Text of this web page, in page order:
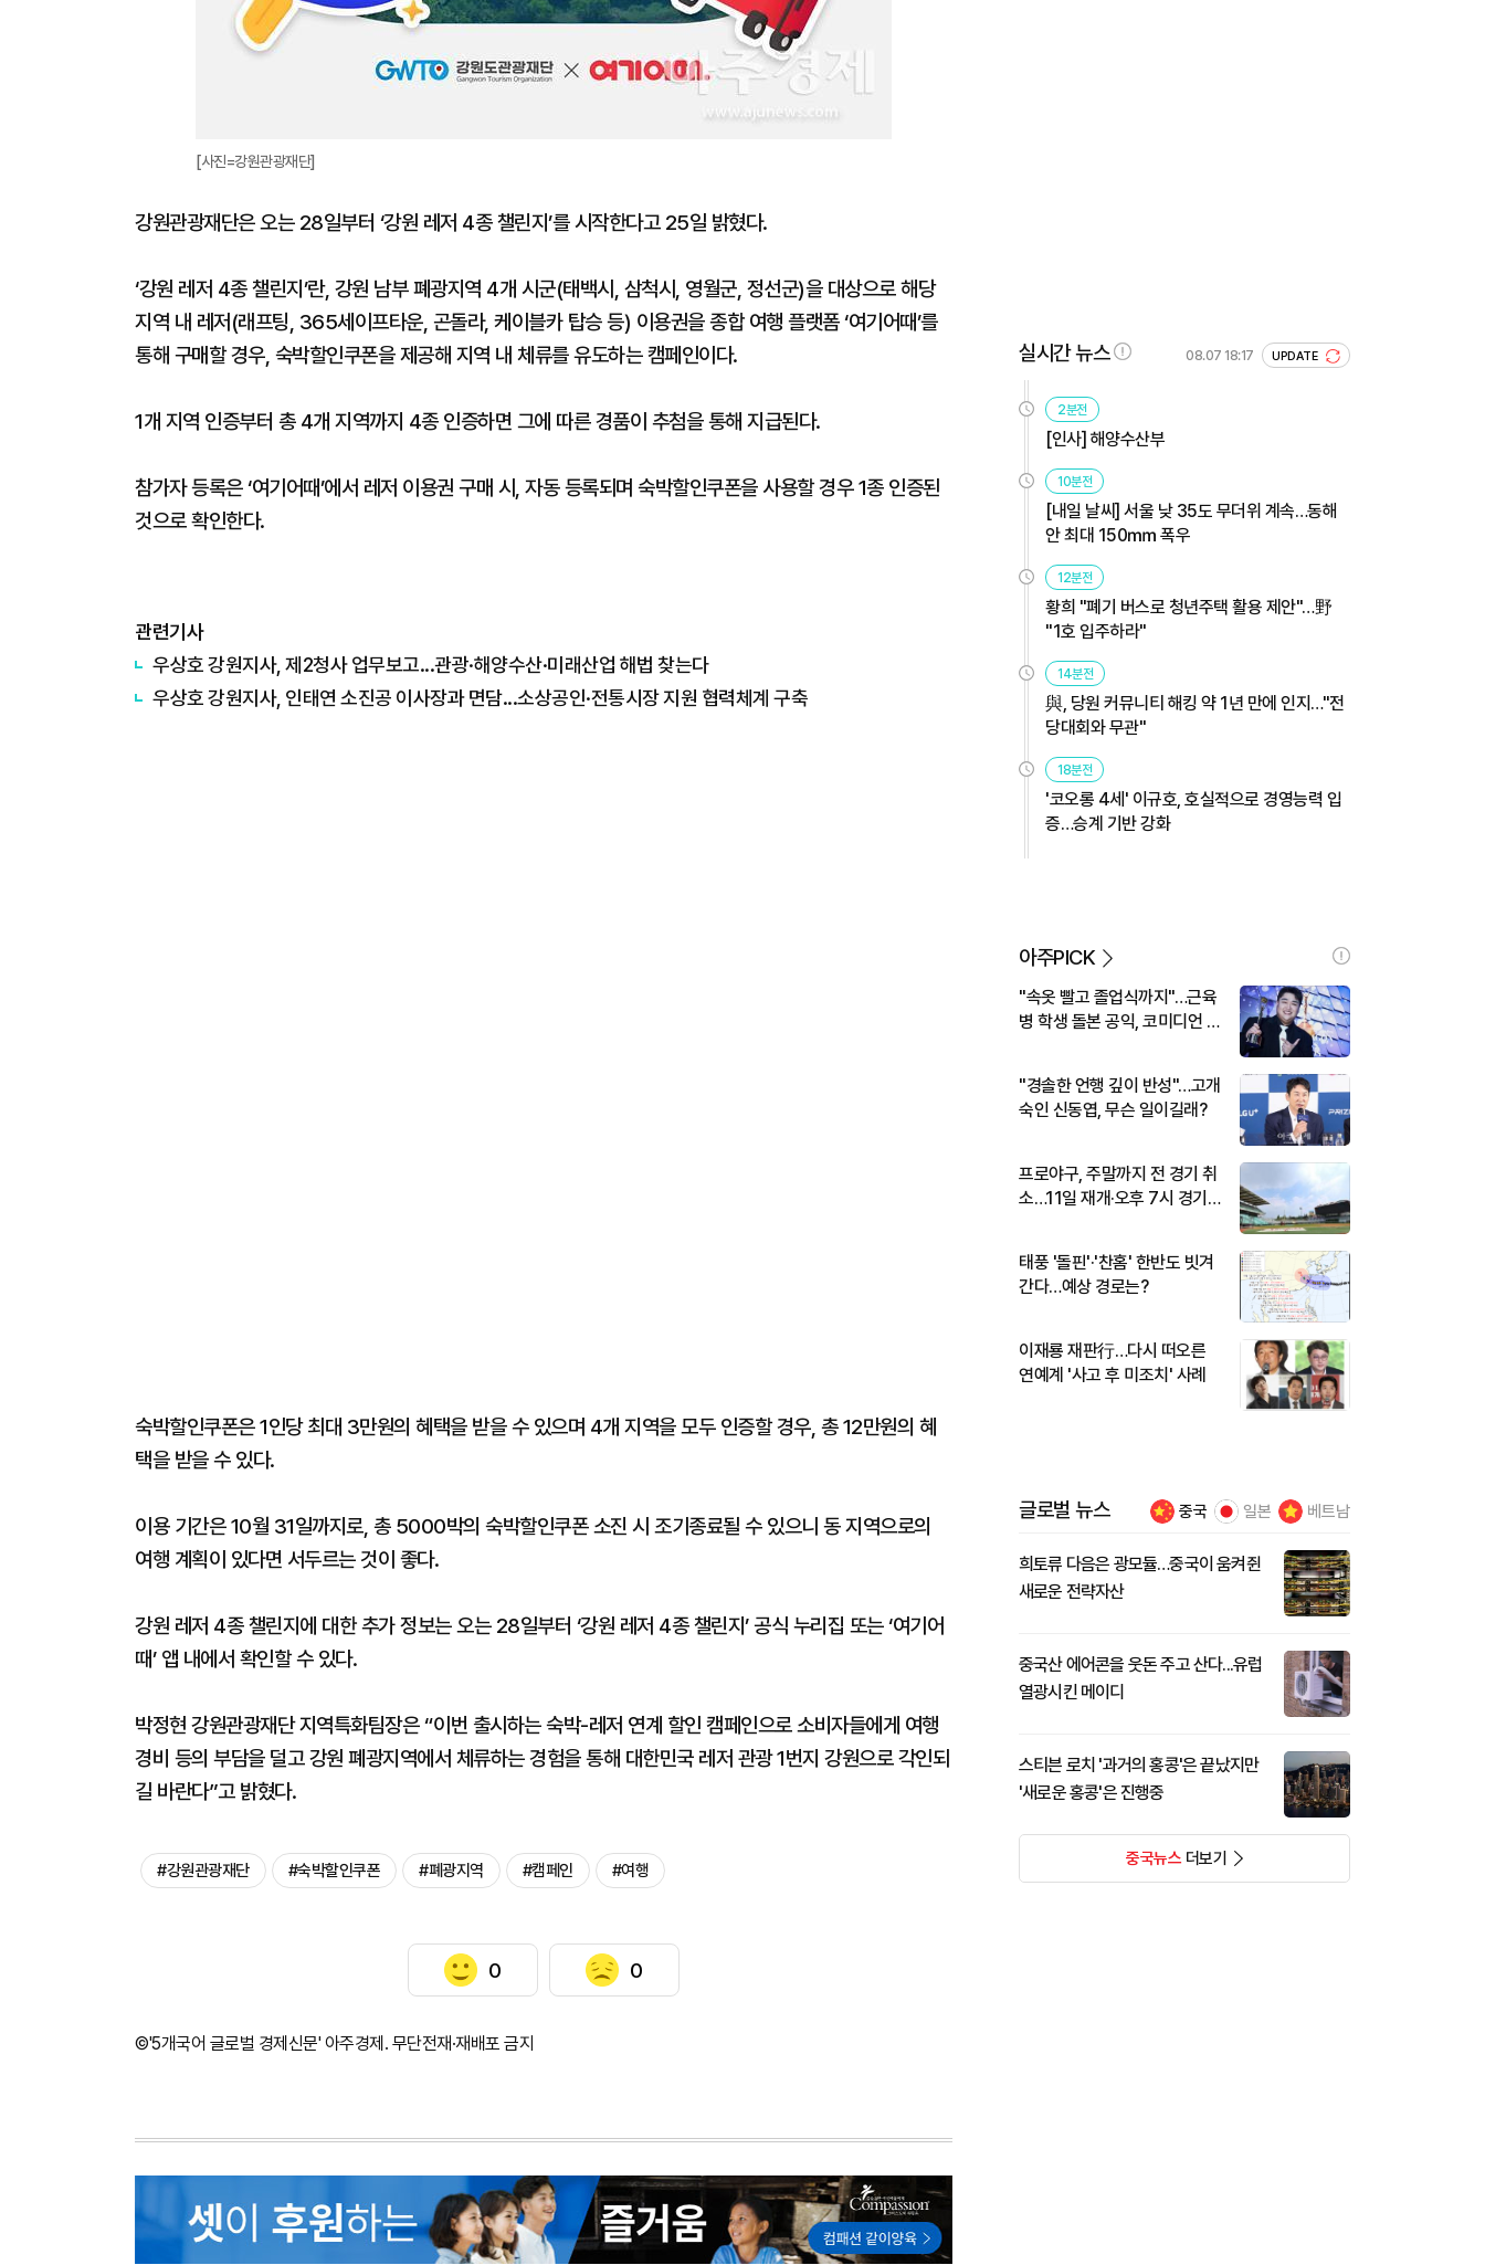
[사진=강원관광재단]
강원관광재단은 오는 28일부터 ‘강원 레저 4종 챌린지’를 시작한다고 25일 밝혔다.
‘강원 레저 4종 챌린지’란, 강원 남부 폐광지역 4개 시군(태백시, 삼척시, 영월군, 정선군)을 대상으로 해당
지역 내 레저(래프팅, 365세이프타운, 곤돌라, 케이블카 탑승 등) 이용권을 종합 여행 플랫폼 ‘여기어때’를
통해 구매할 경우, 숙박할인쿠폰을 제공해 지역 내 체류를 유도하는 캠페인이다.
1개 지역 인증부터 총 4개 지역까지 4종 인증하면 그에 따른 경품이 추첨을 통해 지급된다.
참가자 등록은 ‘여기어때’에서 레저 이용권 구매 시, 자동 등록되며 숙박할인쿠폰을 사용할 경우 1종 인증된
것으로 확인한다.
관련기사
우상호 강원지사, 제2청사 업무보고...관광·해양수산·미래산업 해법 찾는다
우상호 강원지사, 인태연 소진공 이사장과 면담...소상공인·전통시장 지원 협력체계 구축
숙박할인쿠폰은 1인당 최대 3만원의 혜택을 받을 수 있으며 4개 지역을 모두 인증할 경우, 총 12만원의 혜
택을 받을 수 있다.
이용 기간은 10월 31일까지로, 총 5000박의 숙박할인쿠폰 소진 시 조기종료될 수 있으니 동 지역으로의
여행 계획이 있다면 서두르는 것이 좋다.
강원 레저 4종 챌린지에 대한 추가 정보는 오는 28일부터 ‘강원 레저 4종 챌린지’ 공식 누리집 또는 ‘여기어
때’ 앱 내에서 확인할 수 있다.
박정현 강원관광재단 지역특화팀장은 “이번 출시하는 숙박-레저 연계 할인 캠페인으로 소비자들에게 여행
경비 등의 부담을 덜고 강원 폐광지역에서 체류하는 경험을 통해 대한민국 레저 관광 1번지 강원으로 각인되
길 바란다”고 밝혔다.
#강원관광재단 #숙박할인쿠폰 #폐광지역 #캠페인 #여행
0 0
©'5개국어 글로벌 경제신문' 아주경제. 무단전재·재배포 금지
실시간 뉴스 08.07 18:17 UPDATE
2분전
[인사] 해양수산부
10분전
[내일 날씨] 서울 낮 35도 무더위 계속…동해
안 최대 150㎜ 폭우
12분전
황희 "폐기 버스로 청년주택 활용 제안"…野
"1호 입주하라"
14분전
與, 당원 커뮤니티 해킹 약 1년 만에 인지…"전
당대회와 무관"
18분전
'코오롱 4세' 이규호, 호실적으로 경영능력 입
증…승계 기반 강화
아주PICK
"속옷 빨고 졸업식까지"…근육
병 학생 돌본 공익, 코미디언 김
"경솔한 언행 깊이 반성"…고개
숙인 신동엽, 무슨 일이길래?
프로야구, 주말까지 전 경기 취
소…11일 재개·오후 7시 경기
태풍 '돌핀'·'찬홈' 한반도 빗겨
간다…예상 경로는?
이재룡 재판行…다시 떠오른
연예계 '사고 후 미조치' 사례
글로벌 뉴스 중국 일본 베트남
희토류 다음은 광모듈…중국이 움켜쥔
새로운 전략자산
중국산 에어콘을 웃돈 주고 산다...유럽
열광시킨 메이디
스티븐 로치 '과거의 홍콩'은 끝났지만
'새로운 홍콩'은 진행중
중국뉴스더보기